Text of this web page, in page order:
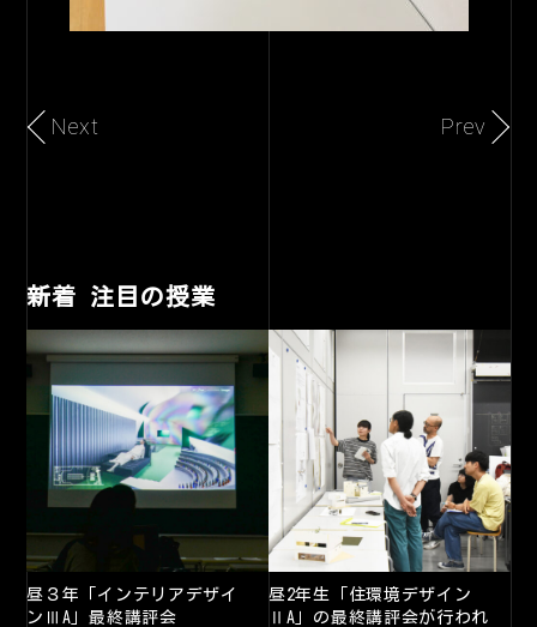
Next Prev
新着 注目の授業
昼３年「インテリアデザイ
ンⅢA」最終講評会
昼2年生「住環境デザイン
ⅡA」の最終講評会が行われ